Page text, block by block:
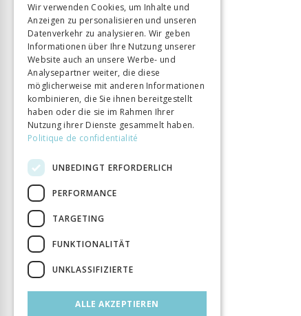
ISBN
9782830952377
Sprache
Français
Buchreihe
Enquêtes
Seitenzahl
320
Erscheinungsjahr
15 Sept. 2022
Art des Buches
Monographie
ITALIAN
Wir verwenden Cookies, um Inhalte und
Anzeigen zu personalisieren und unseren
Datenverkehr zu analysieren. Wir geben
Informationen über Ihre Nutzung unserer
Website auch an unsere Werbe- und
Analysepartner weiter, die diese
möglicherweise mit anderen Informationen
kombinieren, die Sie ihnen bereitgestellt
haben oder die sie im Rahmen Ihrer
Nutzung ihrer Dienste gesammelt haben.
Politique de confidentialité
UNBEDINGT ERFORDERLICH
PERFORMANCE
TARGETING
FUNKTIONALITÄT
UNKLASSIFIZIERTE
ALLE AKZEPTIEREN